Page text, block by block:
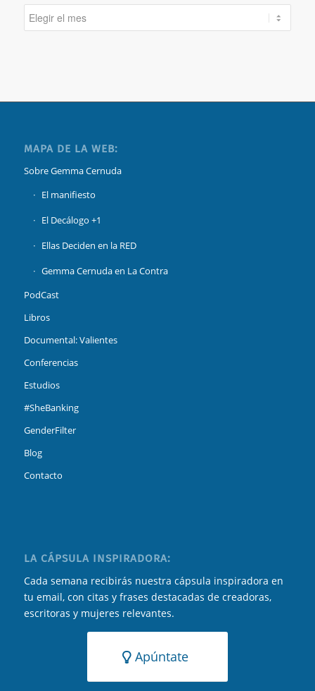
MAPA DE LA WEB:
Sobre Gemma Cernuda
El manifiesto
El Decálogo +1
Ellas Deciden en la RED
Gemma Cernuda en La Contra
PodCast
Libros
Documental: Valientes
Conferencias
Estudios
#SheBanking
GenderFilter
Blog
Contacto
LA CÁPSULA INSPIRADORA:
Cada semana recibirás nuestra cápsula inspiradora en
tu email, con citas y frases destacadas de creadoras,
escritoras y mujeres relevantes.
Apúntate